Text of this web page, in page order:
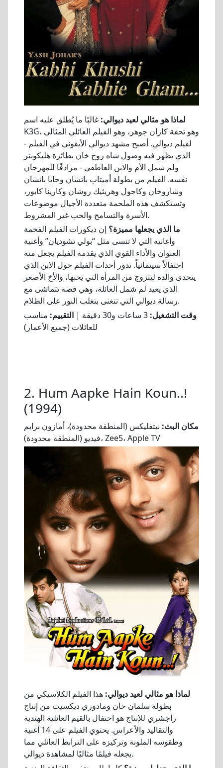
لماذا هو مثالي لعيد ديوالي: غالبًا ما يُطلق عليه اسم
K3G، وهو تحفة كاران جوهر، وهو الفيلم العائلي المثالي
لفيلم ديوالي. أصبح مشهد ديوالي الأيقوني في الفيلم -
الذي يظهر فيه وصول شاه روخ خان بطائرة هليكوبتر
ولم شمل الأم والابن العاطفي - مرادفًا للمهرجان
نفسه. الفيلم من بطولة أميتاب باتشان وجايا باتشان
وشاروخان وكاجول وهريثيك روشان وكارينا كابور،
وتستكشف هذه الملحمة متعددة الأجيال موضوعات
الأسرة والتسامح والحب غير المشروط.
ما الذي يجعلها مميزة؟ إن ديكورات الفيلم الفخمة
وأغانيه التي لا تنسى مثل “بولي تشوديان” وأغنية
العنوان والأداء القوي الذي يقدمه الفيلم يجعل منه
احتفالاً سينمائياً. تدور أحداث الفيلم حول الابن الذي
يتحدى والده ليتزوج من المرأة التي يحبها، والأخ الأصغر
الذي يعيد لم شمل العائلة، وهي قصة تتماشى مع
رسالة ديوالي التي تتغنى بتغلب النور على الظلام.
وقت التشغيل:
التقييم: مناسب
للعائلات (جميع الأعمار)
2. Hum Aapke Hain Koun..!
(1994)
مكان البث: نيتفليكس (المنطقة محدودة)، أمازون برايم
فيديو (المنطقة محدودة)، Zee5، Apple TV
لماذا هو مثالي لعيد ديوالي: هذا الفيلم الكلاسيكي من
بطولة سلمان خان ومادوري ديكسيت من إنتاج
راجشري للإنتاج هو احتفال بالقيم العائلية الهندية
والتقاليد والأعراس. يحتوي الفيلم على 14 أغنية
وطقوسه الملونة وتركيزه على الترابط العائلي مما
يجعله فيلمًا مثاليًا لمشاهدة ديوالي.